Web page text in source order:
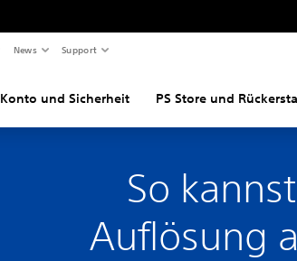
News Support
Konto und Sicherheit PS Store und
So
Auflösung